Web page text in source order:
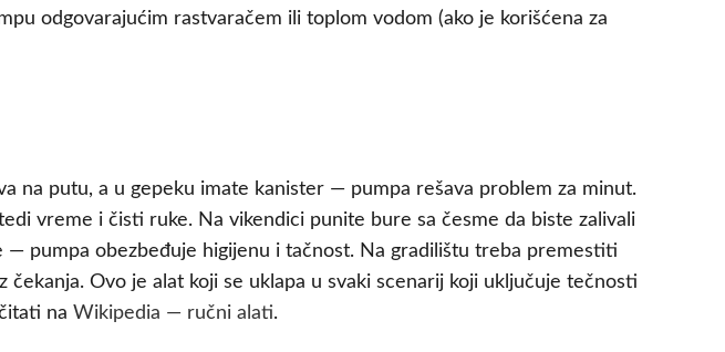
odgovarajućim rastvaračem ili toplom vodom (ako je korišćena za
na putu, a u gepeku imate kanister — pumpa rešava problem za minut.
vreme i čisti ruke. Na vikendici punite bure sa česme da biste zalivali
pumpa obezbeđuje higijenu i tačnost. Na gradilištu treba premestiti
Ovo je alat koji se uklapa u svaki scenarij koji uključuje tečnosti
na Wikipedia — ručni alati.